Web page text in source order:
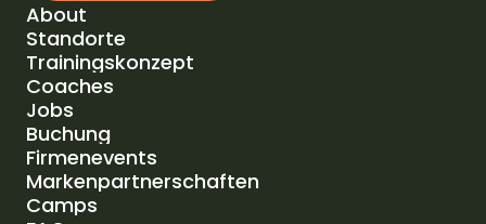
About
About
Standorte
Standorte
Trainingskonzept
Trainingskonzept
Coaches
Coaches
Jobs
Jobs
Buchung
Buchung
Firmenevents
Firmenevents
Markenpartnerschaften
Markenpartnerschaften
Camps